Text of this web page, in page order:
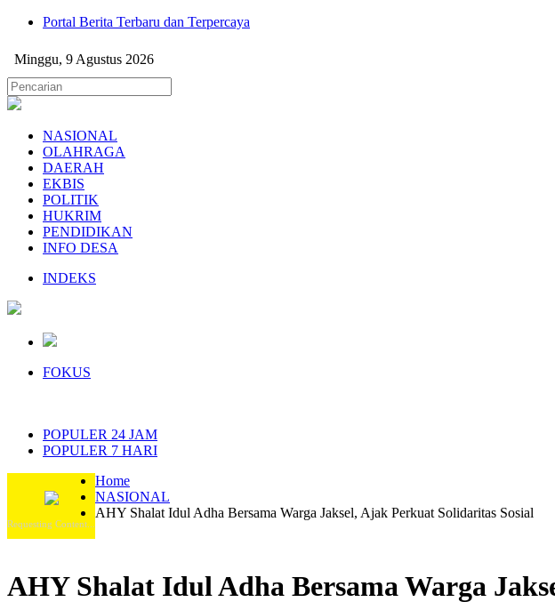
Portal Berita Terbaru dan Terpercaya
Minggu, 9 Agustus 2026
NASIONAL
OLAHRAGA
DAERAH
EKBIS
POLITIK
HUKRIM
PENDIDIKAN
INFO DESA
INDEKS
FOKUS
POPULER 24 JAM
POPULER 7 HARI
Requesting Content...
Home
NASIONAL
AHY Shalat Idul Adha Bersama Warga Jaksel, Ajak Perkuat Solidaritas Sosial
AHY Shalat Idul Adha Bersama Warga